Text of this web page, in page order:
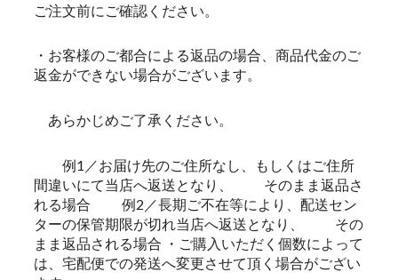
ご注文前にご確認ください。
・お客様のご都合による返品の場合、商品代金のご
返金ができない場合がございます。
あらかじめご了承ください。
例1／お届け先のご住所なし、もしくはご住所
間違いにて当店へ返送となり、 そのまま返品さ
れる場合 例2／長期ご不在等により、配送セン
ターの保管期限が切れ当店へ返送となり、 その
まま返品される場合 ・ご購入いただく個数によって
は、宅配便での発送へ変更させて頂く場合がござい